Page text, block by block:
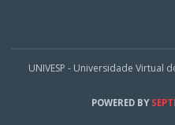
UNIVESP - Universidade Virtual
POWERED BY